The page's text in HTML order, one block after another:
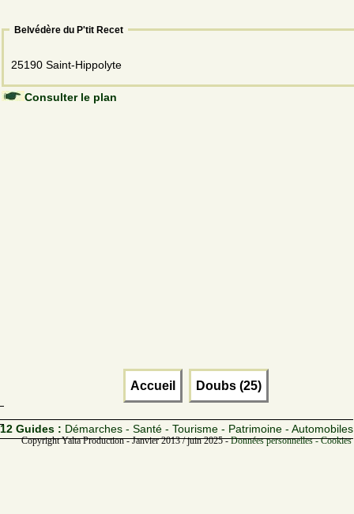
Belvédère du P'tit Recet
25190 Saint-Hippolyte
Consulter le plan
Accueil Doubs (25)
12 Guides : Démarches - Santé - Tourisme - Patrimoine - Automobiles
Copyright Yalta Production - Janvier 2013 / juin 2025 -Données personnelles -